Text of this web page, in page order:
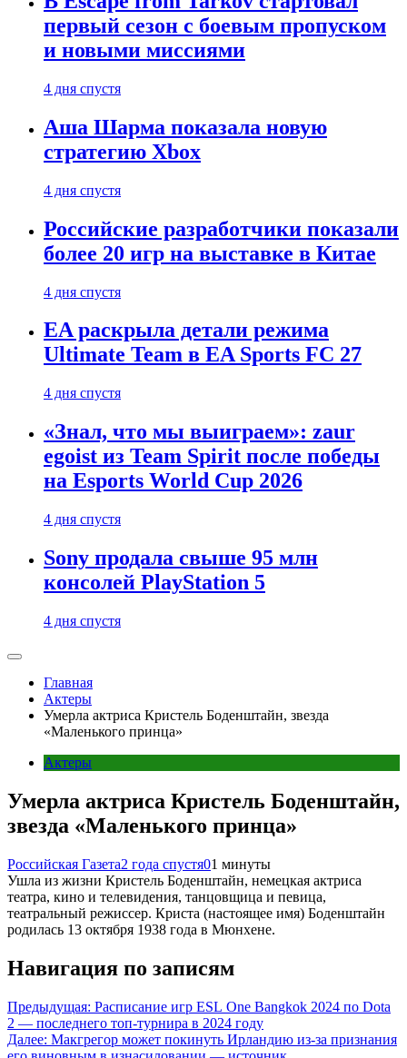
первый сезон с боевым пропуском
и новыми миссиями
4 дня спустя
Аша Шарма показала новую
стратегию Xbox
4 дня спустя
Российские разработчики показали
более 20 игр на выставке в Китае
4 дня спустя
EA раскрыла детали режима
Ultimate Team в EA Sports FC 27
4 дня спустя
«Знал, что мы выиграем»: zaur
egoist из Team Spirit после победы
на Esports World Cup 2026
4 дня спустя
Sony продала свыше 95 млн
консолей PlayStation 5
4 дня спустя
Главная
Актеры
Умерла актриса Кристель Боденштайн, звезда
«Маленького принца»
Актеры
Умерла актриса Кристель Боденштайн,
звезда «Маленького принца»
Российская Газета2 года спустя01 минуты
Ушла из жизни Кристель Боденштайн, немецкая актриса
театра, кино и телевидения, танцовщица и певица,
театральный режиссер. Криста (настоящее имя) Боденштайн
родилась 13 октября 1938 года в Мюнхене.
Навигация по записям
Предыдущая: Расписание игр ESL One Bangkok 2024 по Dota
2 — последнего топ-турнира в 2024 году
Далее: Макгрегор может покинуть Ирландию из-за признания